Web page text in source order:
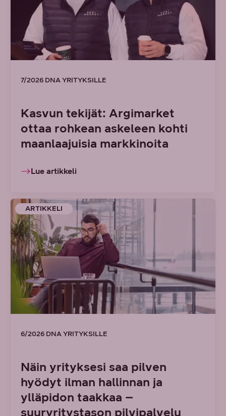
7/2026 DNA YRITYKSILLE
Kasvun tekijät: Argimarket
ottaa rohkean askeleen kohti
maanlaajuisia markkinoita
Lue artikkeli
ARTIKKELI
6/2026 DNA YRITYKSILLE
Näin yrityksesi saa pilven
hyödyt ilman hallinnan ja
ylläpidon taakkaa –
suuryritystason pilvipalvelu